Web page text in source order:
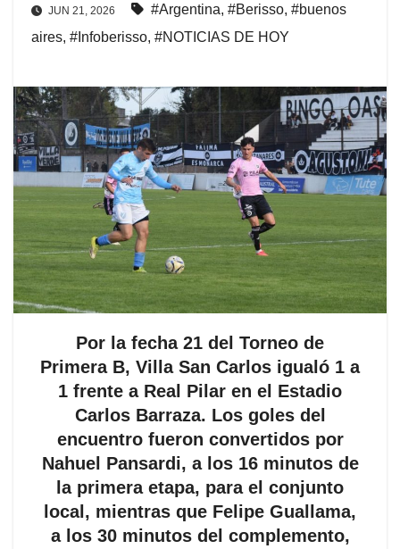
JUN 21, 2026 #Argentina, #Berisso, #buenos
aires, #Infoberisso, #NOTICIAS DE HOY
Por la fecha 21 del Torneo de
Primera B, Villa San Carlos igualó 1 a
1 frente a Real Pilar en el Estadio
Carlos Barraza. Los goles del
encuentro fueron convertidos por
Nahuel Pansardi, a los 16 minutos de
la primera etapa, para el conjunto
local, mientras que Felipe Guallama,
a los 30 minutos del complemento,